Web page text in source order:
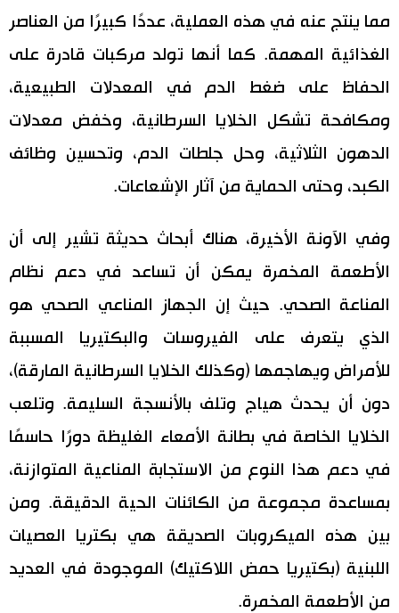
مما ينتج عنه في هذه العملية، عددًا كبيرًا من العناصر
الغذائية المهمة. كما أنها تولد مركبات قادرة على
الحفاظ على ضغط الدم في المعدلات الطبيعية،
ومكافحة تشكل الخلايا السرطانية، وخفض معدلات
الدهون الثلاثية، وحل جلطات الدم، وتحسين وظائف
الكبد، وحتى الحماية من آثار الإشعاعات.
وفي الآونة الأخيرة، هناك أبحاث حديثة تشير إلى أن
الأطعمة المخمرة يمكن أن تساعد في دعم نظام
المناعة الصحي. حيث إن الجهاز المناعي الصحي هو
الذي يتعرف على الفيروسات والبكتيريا المسببة
للأمراض ويهاجمها (وكذلك الخلايا السرطانية المارقة)،
دون أن يحدث هياج وتلف بالأنسجة السليمة. وتلعب
الخلايا الخاصة في بطانة الأمعاء الغليظة دورًا حاسمًا
في دعم هذا النوع من الاستجابة المناعية المتوازنة،
بمساعدة مجموعة من الكائنات الحية الدقيقة. ومن
بين هذه الميكروبات الصديقة هي بكتريا العصيات
اللبنية (بكتيريا حمض اللاكتيك) الموجودة في العديد
من الأطعمة المخمرة.